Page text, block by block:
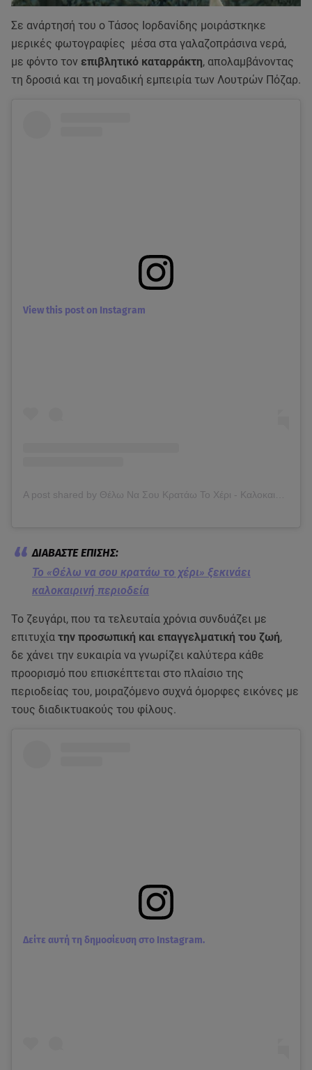
Σε ανάρτησή του ο Τάσος Ιορδανίδης μοιράστκηκε
μερικές φωτογραφίες μέσα στα γαλαζοπράσινα νερά,
με φόντο τον επιβλητικό καταρράκτη, απολαμβάνοντας
τη δροσιά και τη μοναδική εμπειρία των Λουτρών Πόζαρ.
View this post on Instagram
Το «Θέλω να σου κρατάω το χέρι» ξεκινάει
καλοκαιρινή περιοδεία
Το ζευγάρι, που τα τελευταία χρόνια συνδυάζει με
επιτυχία την προσωπική και επαγγελματική του ζωή,
δε χάνει την ευκαιρία να γνωρίζει καλύτερα κάθε
προορισμό που επισκέπτεται στο πλαίσιο της
περιοδείας του, μοιραζόμενο συχνά όμορφες εικόνες με
τους διαδικτυακούς του φίλους.
Δείτε αυτή τη δημοσίευση στο Instagram.